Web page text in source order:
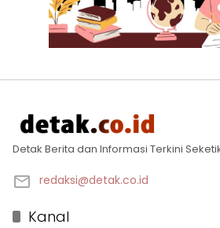
Detak Berita dan Informasi Terkini
redaksi@detak.co.id
Kanal